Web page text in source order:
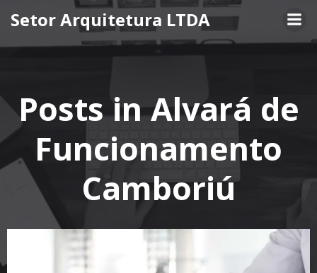
Pular
para
o
Setor Arquitetura LTDA
Posts in Alvará de
Funcionamento
Camboriú